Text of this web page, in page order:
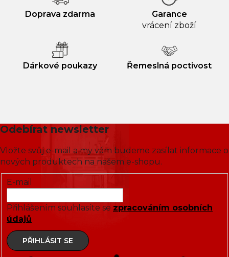
Doprava zdarma
Garance
vrácení zboží
Dárkové poukazy Řemeslná poctivost
Odebírat newsletter
Vložte svůj e-mail a my vám budeme zasílat informace o
nových produktech na našem e-shopu.
E-mail
Přihlášením souhlasíte se zpracováním osobních
údajů
PŘIHLÁSIT SE